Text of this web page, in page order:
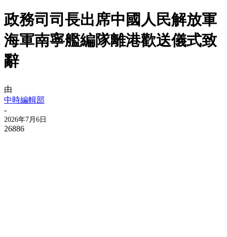
政務司司長出席中國人民解放軍
海軍南寧艦編隊離港歡送儀式致
辭
由
中時編輯部
-
2026年7月6日
26886